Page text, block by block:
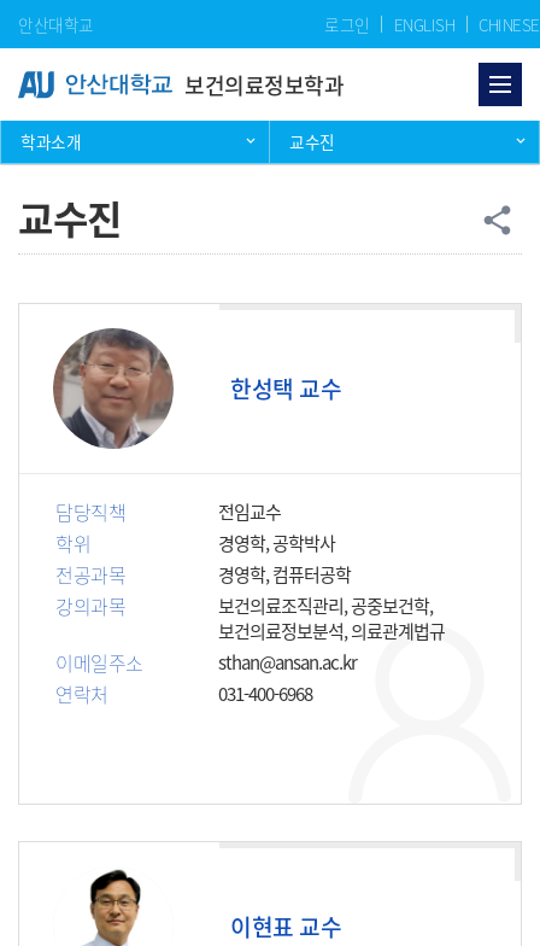
Skip Menu
안산대학교 로그인 ENGLISH CHINESE
보건의료정보학과
학과소개 교수진
교수진 공
share
한성택 교수
담당직책 전임교수
학위 경영학, 공학박사
전공과목 경영학, 컴퓨터공학
강의과목
보건의료조직관리, 공중보건학,
보건의료정보분석, 의료관계법규
이메일주소 sthan@ansan.ac.kr
연락처 031-400-6968
이현표 교수